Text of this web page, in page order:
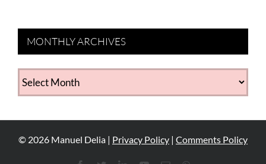
MONTHLY ARCHIVES
MONTHLY
ARCHIVES
© 2026 Manuel Delia | Privacy Policy | Comments Policy